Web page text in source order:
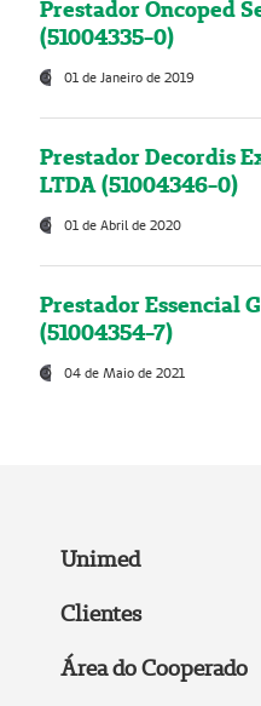
Prestador Oncoped
(51004335-0)
01 de Janeiro de 2019
Prestador Decordis
LTDA (51004346-0)
01 de Abril de 2020
Prestador Essencial
(51004354-7)
04 de Maio de 2021
Unimed
Clientes
Área do Cooperado